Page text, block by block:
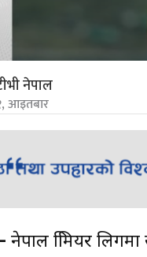
नेपाल
आइतबार
नेपाल प्रिमियर